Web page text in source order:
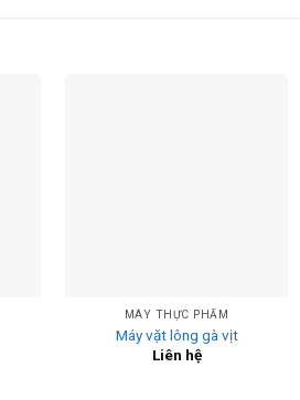
MÁY THỰC PHẨM
Máy vặt lông gà vịt
Liên hệ